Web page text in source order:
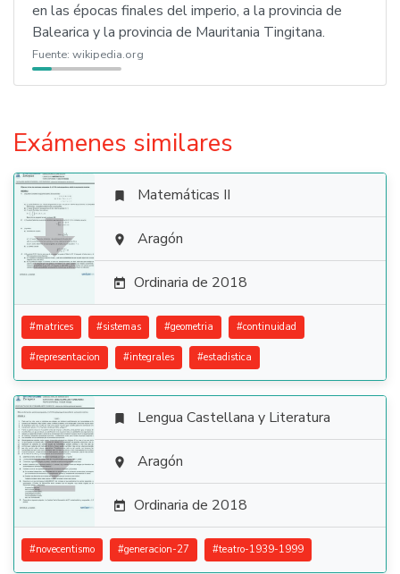
en las épocas finales del imperio, a la provincia de
Balearica y la provincia de Mauritania Tingitana.
Fuente: wikipedia.org
Exámenes similares

 Matemáticas II
 Aragón
 Ordinaria de 2018
#matrices #sistemas #geometria #continuidad
#representacion #integrales #estadistica

 Lengua Castellana y Literatura
 Aragón
 Ordinaria de 2018
#novecentismo #generacion-27 #teatro-1939-1999